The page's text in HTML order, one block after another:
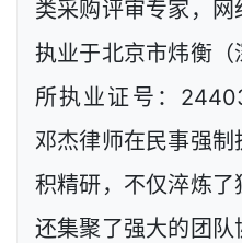
类采购评审专家，
执业于北京市炜衡
所执业证号：
邓杰律师在民事强
积精研，不仅淬炼了
还集聚了强大的团